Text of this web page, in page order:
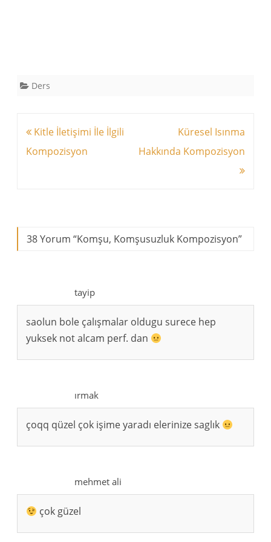
Ders
Yazı
dolaşımı
Kitle İletişimi İle İlgili
Kompozisyon
Küresel Isınma
Hakkında Kompozisyon
38 Yorum “Komşu, Komşusuzluk Kompozisyon”
tayip
saolun bole çalışmalar oldugu surece hep
yuksek not alcam perf. dan
ırmak
çoqq qüzel çok işime yaradı elerinize saglık
mehmet ali
çok güzel